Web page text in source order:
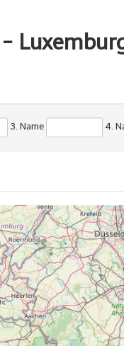
3. Name 4.